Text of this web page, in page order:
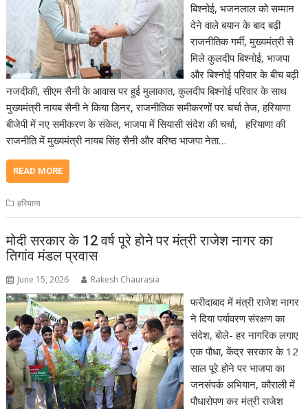
बिश्नोई, भजनलाल को सम्मान
देने वाले बयान के बाद बढ़ी
राजनीतिक गर्मी, मुख्यमंत्री से
मिले कुलदीप बिश्नोई, भाजपा
और बिश्नोई परिवार के बीच बढ़ी
नजदीकी, सीएम सैनी के आवास पर हुई मुलाकात, कुलदीप बिश्नोई परिवार के साथ
मुख्यमंत्री नायब सैनी ने किया डिनर, राजनीतिक समीकरणों पर चर्चा तेज, हरियाणा
बीजेपी में नए समीकरण के संकेत, भाजपा में सियासी संदेश की चर्चा, हरियाणा की
राजनीति में मुख्यमंत्री नायब सिंह सैनी और वरिष्ठ भाजपा नेता…
READ MORE
हरियाणा
मोदी सरकार के 12 वर्ष पूरे होने पर मंत्री राजेश नागर का
तिगांव मंडल प्रवास
June 15, 2026 Rakesh Chaurasia
फरीदाबाद में मंत्री राजेश नागर
ने दिया पर्यावरण संरक्षण का
संदेश, बोले- हर नागरिक लगाए
एक पौधा, केंद्र सरकार के 12
साल पूरे होने पर भाजपा का
जनसंपर्क अभियान, कौराली में
पौधारोपण कर मंत्री राजेश